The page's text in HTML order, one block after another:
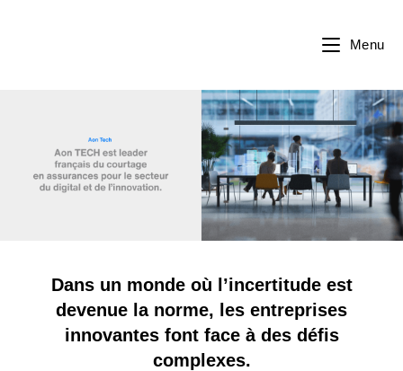
Menu
Dans un monde où l’incertitude est
devenue la norme, les entreprises
innovantes font face à des défis
complexes.